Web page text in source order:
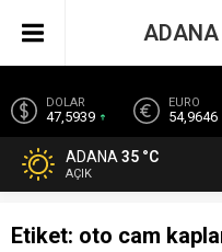
DOLAR
47,5939
EURO
54,9646
ADANA 35 °C
AÇIK
ADANA
Etiket: oto cam